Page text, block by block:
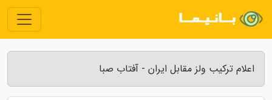
اعلام ترکیب ولز مقابل ایران - آفتاب صبا